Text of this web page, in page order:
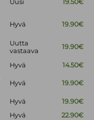
Uusi 19.50€
Hyvä 19.90€
Uutta
vastaava
19.90€
Hyvä
14.50€
Hyvä 19.90€
Hyvä
19.90€
Hyvä
22.90€